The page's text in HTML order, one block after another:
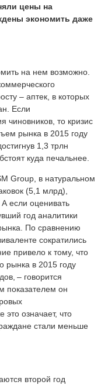
цены на
экономить даже
на нем возможно.
– аптек, в которых
Если
чиновников, то кризис
рынка в 2015 году
1,3 трлн
куда печальнее.
Group, в натуральном
(5,1 млрд),
если оценивать
год аналитики
По сравнению
сократились
привело к тому, что
рынка в 2015 году
– говорится
показателем он
означает, что
стали меньше
второй год